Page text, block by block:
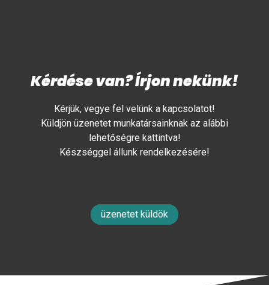
Kérdése van? Írjon nekünk!
Kérjük, vegye fel velünk a kapcsolatot!
Küldjön üzenetet munkatársainknak az alábbi
lehetőségre kattintva!
Készséggel állunk rendelkezésére!
üzenetet küldök